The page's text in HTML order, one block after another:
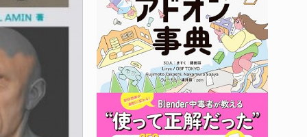
08-03
氏によるUnity向けエフェクト教本「Unityエフェク
シピブック パーツを組み合わせて作れる」が2026年7月13日
泳社から発売されています！
を読む
アセット-Asset